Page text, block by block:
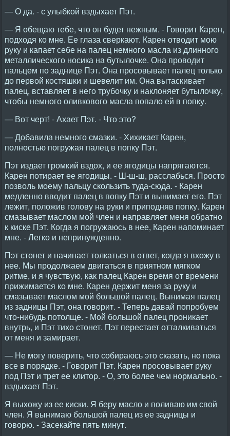
— О да. - с улыбкой вздыхает Пэт.
— Я обещаю тебе, что он будет нежным. - Говорит Карен,
подходя ко мне. Ее глаза сверкают. Карен отводит мою
руку и капает себе на палец немного масла из длинного
металлического носика на бутылочке. Она проводит
пальцем по заднице Пэт. Она просовывает палец только
до первой костяшки и шевелит им. Она вытаскивает
палец, вставляет в него трубочку и наклоняет бутылочку,
чтобы немного оливкового масла попало ей в попку.
— Вот черт! - Ахает Пэт. - Что это?
— Добавила немного смазки. - Хихикает Карен,
полностью погружая палец в попку Пэт.
Пэт издает громкий вздох, и ее ягодицы напрягаются.
Карен потирает ее ягодицы. - Ш-ш-ш, расслабься. Просто
позволь моему пальцу скользить туда-сюда. - Карен
медленно вводит палец в попку Пэт и вынимает его. Пэт
лежит, положив голову на руки и приподняв попку. Карен
смазывает маслом мой член и направляет меня обратно
к киске Пэт. Когда я погружаюсь в нее, Карен напоминает
мне. - Легко и непринужденно.
Пэт стонет и начинает толкаться в ответ, когда я вхожу в
нее. Мы продолжаем двигаться в приятном мягком
ритме, и я чувствую, как палец Карен время от времени
прижимается ко мне. Карен держит меня за руку и
смазывает маслом мой большой палец. Вынимая палец
из задницы Пэт, она говорит. - Теперь давай попробуем
что-нибудь потолще. - Мой большой палец проникает
внутрь, и Пэт тихо стонет. Пэт перестает отталкиваться
от меня и замирает.
— Не могу поверить, что собираюсь это сказать, но пока
все в порядке. - Говорит Пэт. Карен просовывает руку
под Пэт и трет ее клитор. - О, это более чем нормально. -
вздыхает Пэт.
Я выхожу из ее киски. Я беру масло и поливаю им свой
член. Я вынимаю большой палец из ее задницы и
говорю. - Засекайте пять минут.